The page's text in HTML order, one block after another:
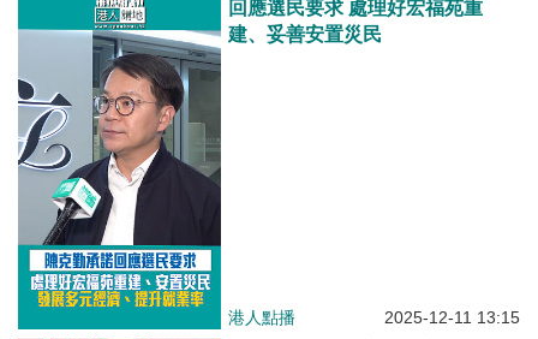
回應選民要求 處理好宏福苑重
建、妥善安置災民
港人點播 2025-12-11 13:15